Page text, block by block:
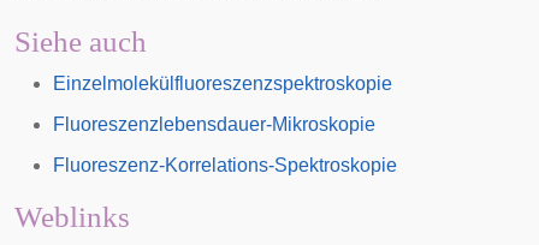
Siehe auch
Einzelmolekülfluoreszenzspektroskopie
Fluoreszenzlebensdauer-Mikroskopie
Fluoreszenz-Korrelations-Spektroskopie
Weblinks